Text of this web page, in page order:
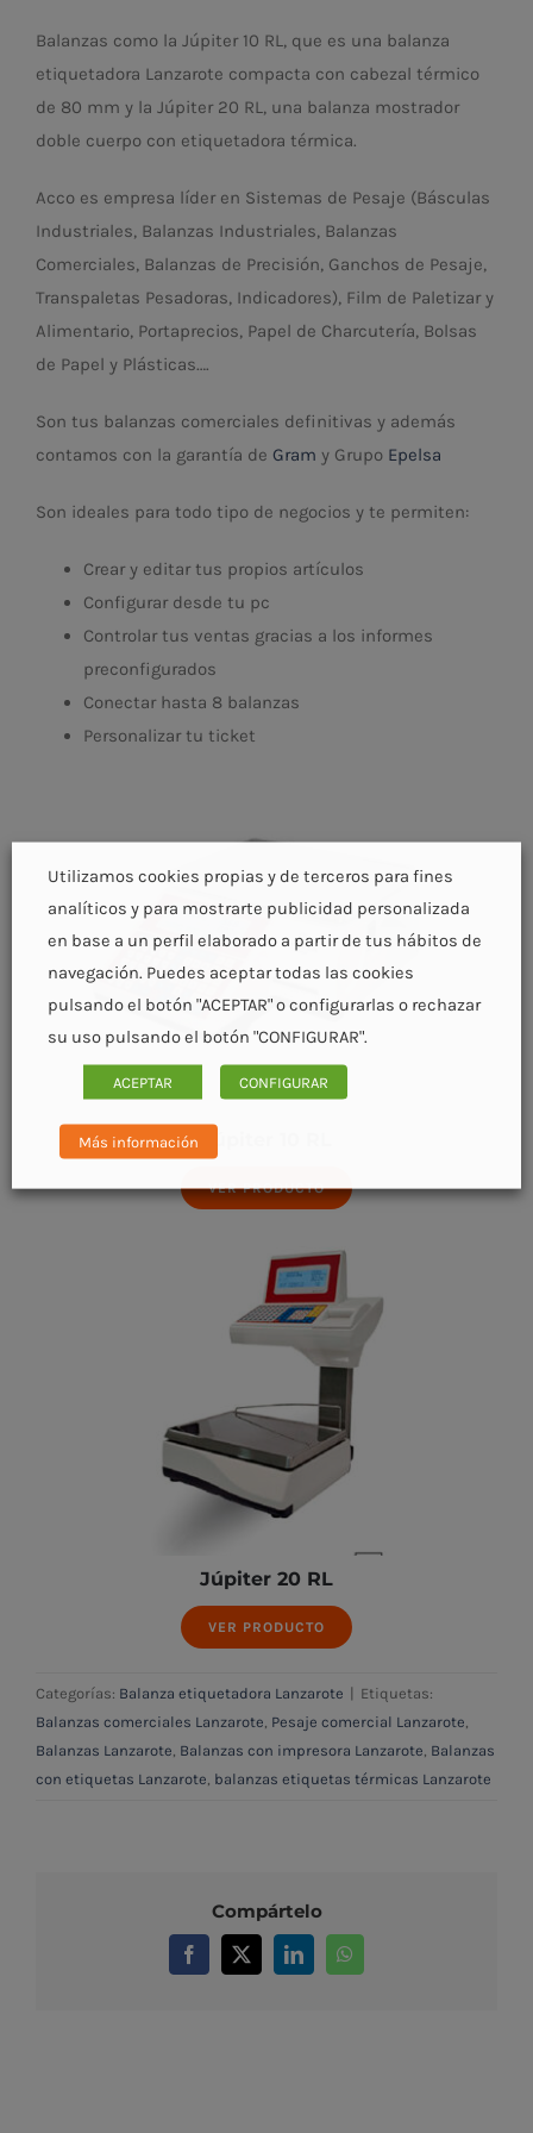
Balanzas como la Júpiter 10 RL, que es una balanza
etiquetadora Lanzarote compacta con cabezal térmico
de 80 mm y la Júpiter 20 RL, una balanza mostrador
doble cuerpo con etiquetadora térmica.
Acco es empresa líder en Sistemas de Pesaje (Básculas
Industriales, Balanzas Industriales, Balanzas
Comerciales, Balanzas de Precisión, Ganchos de Pesaje,
Transpaletas Pesadoras, Indicadores), Film de Paletizar y
Alimentario, Portaprecios, Papel de Charcutería, Bolsas
de Papel y Plásticas….
Son tus balanzas comerciales definitivas y además
contamos con la garantía de Gram y Grupo Epelsa
Son ideales para todo tipo de negocios y te permiten:
Crear y editar tus propios artículos
Configurar desde tu pc
Controlar tus ventas gracias a los informes
preconfigurados
Conectar hasta 8 balanzas
Personalizar tu ticket
VER PRODUCTO
Júpiter 20 RL
VER PRODUCTO
Categorías: Balanza etiquetadora Lanzarote | Etiquetas:
Balanzas comerciales Lanzarote Pesaje comercial Lanzarote
Balanzas Lanzarote Balanzas con impresora Lanzarote Balanzas
con etiquetas Lanzarote balanzas etiquetas térmicas Lanzarote
Compártelo
Facebook
X LinkedInWhatsApp
Utilizamos cookies propias y de terceros para fines
analíticos y para mostrarte publicidad personalizada
en base a un perfil elaborado a partir de tus hábitos de
navegación. Puedes aceptar todas las cookies
pulsando el botón "ACEPTAR" o configurarlas o rechazar
su uso pulsando el botón "CONFIGURAR".
ACEPTAR CONFIGURAR
Más información